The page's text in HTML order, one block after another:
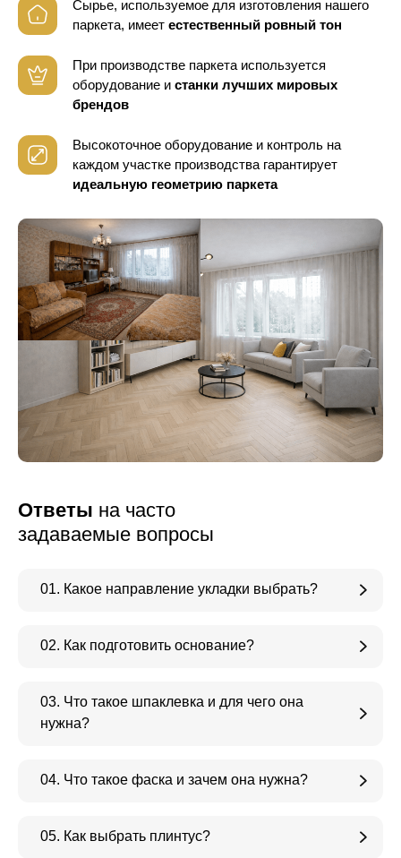
Сырье, используемое для изготовления нашего
паркета, имеет естественный ровный тон
При производстве паркета используется
оборудование и станки лучших мировых
брендов
Высокоточное оборудование и контроль на
каждом участке производства гарантирует
идеальную геометрию паркета
Ответы на часто
задаваемые вопросы
01. Какое направление укладки выбрать?
02. Как подготовить основание?
03. Что такое шпаклевка и для чего она
нужна?
04. Что такое фаска и зачем она нужна?
05. Как выбрать плинтус?